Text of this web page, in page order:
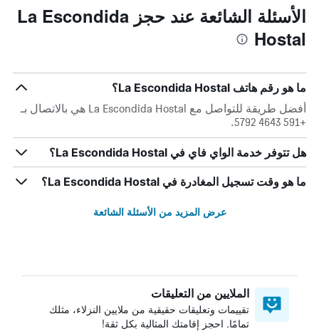
الأسئلة الشائعة عند حجز La Escondida
Hostal
ما هو رقم هاتف La Escondida Hostal؟
أفضل طريقة للتواصل مع La Escondida Hostal هي بالاتصال بـ
+591 4643 5792.
هل تتوفر خدمة الواي فاي في La Escondida Hostal؟
ما هو وقت تسجيل المغادرة في La Escondida Hostal؟
عرض المزيد من الأسئلة الشائعة
الملايين من التعليقات
تقييمات وتعليقات حقيقية من ملايين النزلاء، مثلك
تمامًا. احجز إقامتك المثالية بكل ثقة!